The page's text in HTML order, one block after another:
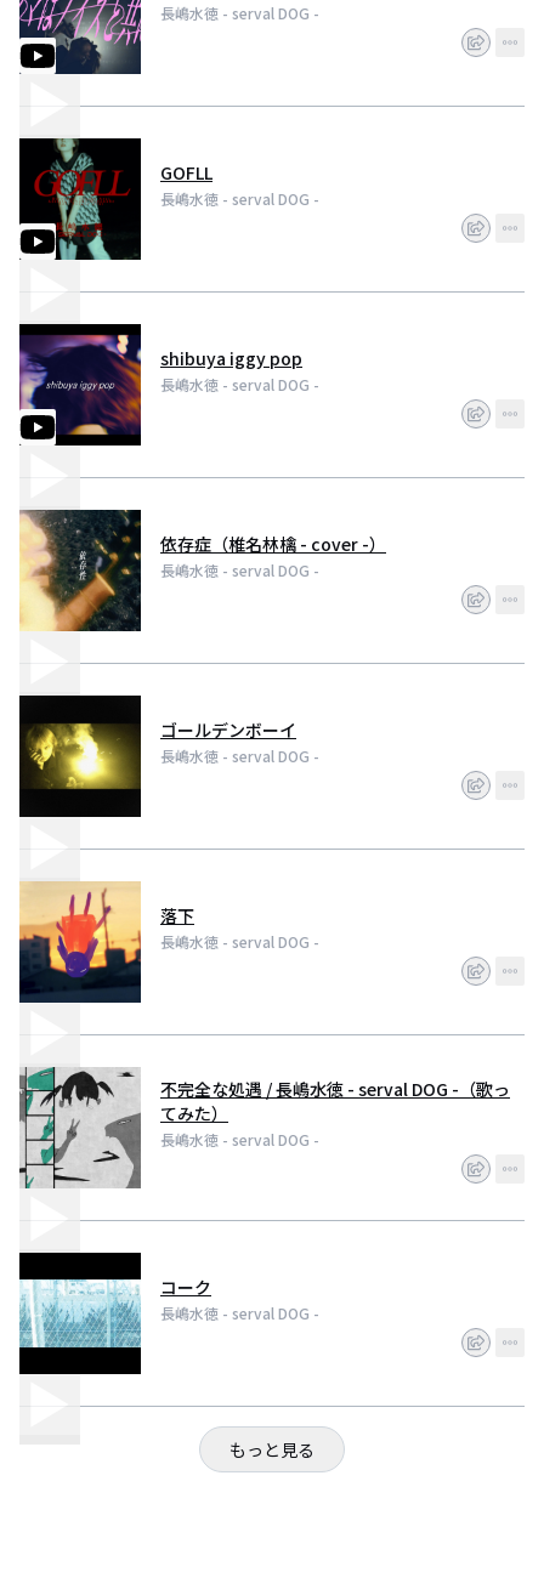
長嶋水徳 - serval DOG -
GOFLL
長嶋水徳 - serval DOG -
shibuya iggy pop
長嶋水徳 - serval DOG -
依存症（椎名林檎 - cover -）
長嶋水徳 - serval DOG -
ゴールデンボーイ
長嶋水徳 - serval DOG -
落下
長嶋水徳 - serval DOG -
不完全な処遇 / 長嶋水徳 - serval DOG -（歌っ
てみた）
長嶋水徳 - serval DOG -
コーク
長嶋水徳 - serval DOG -
もっと見る